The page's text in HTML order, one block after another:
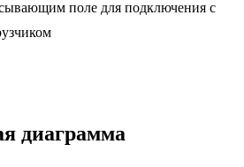
поле для подключения с
диаграмма